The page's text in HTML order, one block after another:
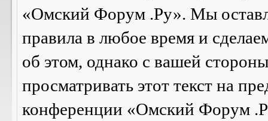
«Омский Форум .Ру». Мы
правила в любое время и
об этом, однако с вашей
просматривать этот текст на
конференции «Омский Форум